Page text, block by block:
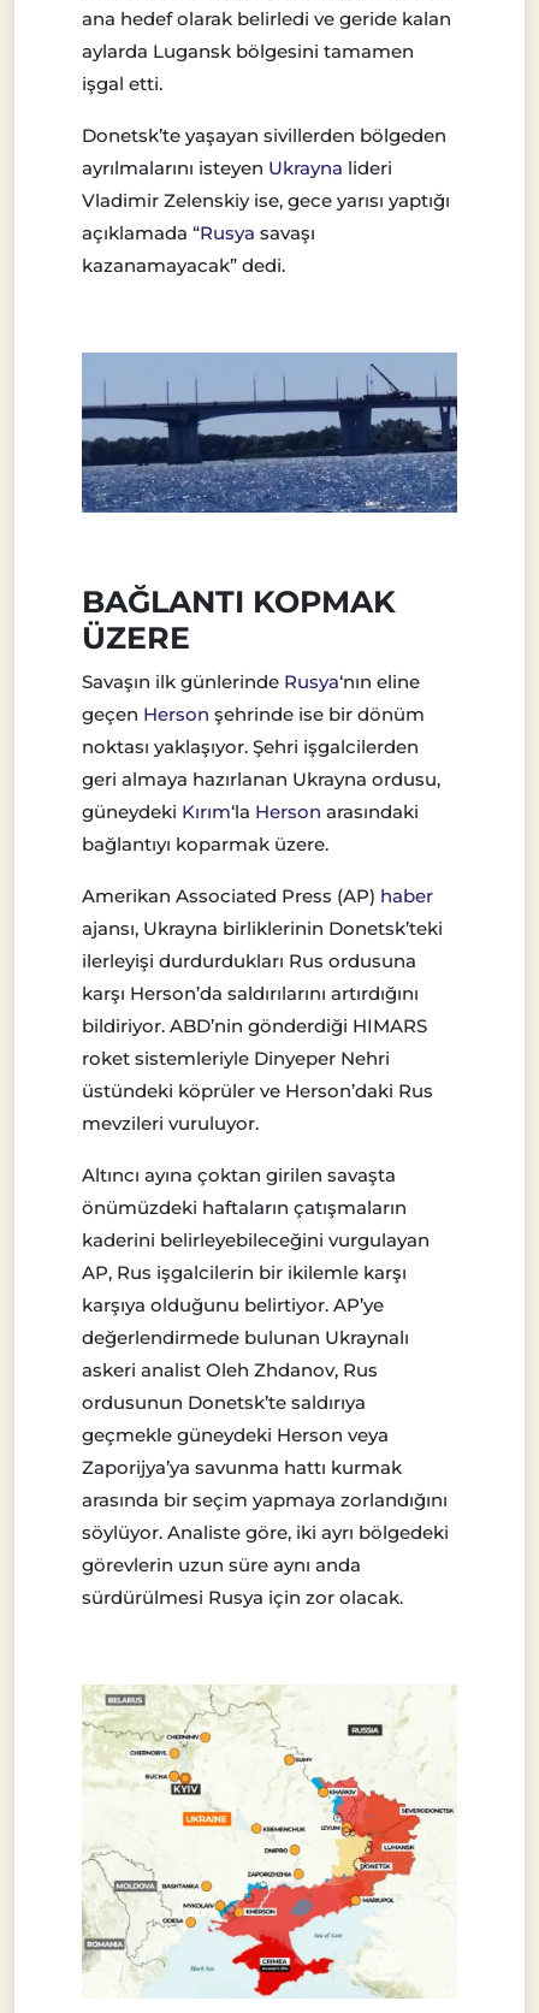
ana hedef olarak belirledi ve geride kalan
aylarda Lugansk bölgesini tamamen
işgal etti.
Donetsk’te yaşayan sivillerden bölgeden
ayrılmalarını isteyen Ukrayna lideri
Vladimir Zelenskiy ise, gece yarısı yaptığı
açıklamada “Rusya savaşı
kazanamayacak” dedi.
BAĞLANTI KOPMAK
ÜZERE
Savaşın ilk günlerinde Rusya‘nın eline
geçen Herson şehrinde ise bir dönüm
noktası yaklaşıyor. Şehri işgalcilerden
geri almaya hazırlanan Ukrayna ordusu,
güneydeki Kırım‘la Herson arasındaki
bağlantıyı koparmak üzere.
Amerikan Associated Press (AP) haber
ajansı, Ukrayna birliklerinin Donetsk’teki
ilerleyişi durdurdukları Rus ordusuna
karşı Herson’da saldırılarını artırdığını
bildiriyor. ABD’nin gönderdiği HIMARS
roket sistemleriyle Dinyeper Nehri
üstündeki köprüler ve Herson’daki Rus
mevzileri vuruluyor.
Altıncı ayına çoktan girilen savaşta
önümüzdeki haftaların çatışmaların
kaderini belirleyebileceğini vurgulayan
AP, Rus işgalcilerin bir ikilemle karşı
karşıya olduğunu belirtiyor. AP’ye
değerlendirmede bulunan Ukraynalı
askeri analist Oleh Zhdanov, Rus
ordusunun Donetsk’te saldırıya
geçmekle güneydeki Herson veya
Zaporijya’ya savunma hattı kurmak
arasında bir seçim yapmaya zorlandığını
söylüyor. Analiste göre, iki ayrı bölgedeki
görevlerin uzun süre aynı anda
sürdürülmesi Rusya için zor olacak.